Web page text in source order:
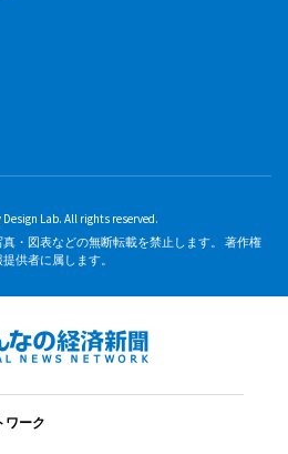
Lab. All rights reserved.
・図表などの無断転載を禁止します。 著作権
供者に属します。
ワーク